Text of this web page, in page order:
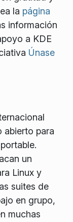
la página
información
a KDE
Únase
abierto para
un
Linux y
suites de
en grupo,
muchas